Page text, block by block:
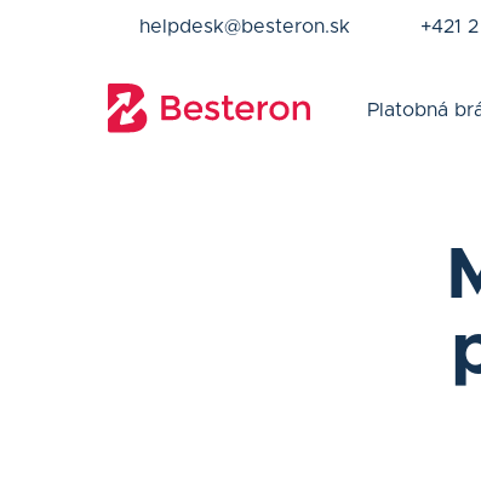
helpdesk@besteron.sk +421
Platobná